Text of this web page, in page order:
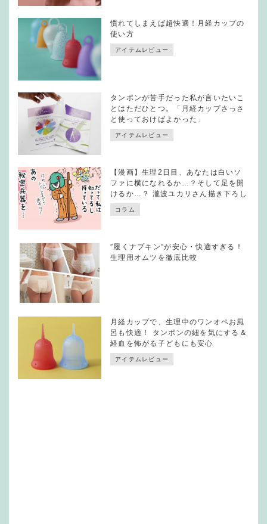
慣れてしまえば超快適！月経カップの
使い方
アイテムレビュー
タンポンが苦手だった私が言いたいこ
とはただひとつ。「月経カップさっさ
と使っておけばよかった」
アイテムレビュー
【漫画】生理2日目、あなたは白いソ
ファに横になれるか…？そして足を開
けるか…？ 瀧波ユカリさん描き下ろし
コラム
”履くナプキン”が安心・快適すぎる！
生理用オムツを徹底比較
月経カップで、生理中のワンオペお風
呂も快適！ タンポンの紐を気にする＆
経血を怖がる子どもにも安心
アイテムレビュー